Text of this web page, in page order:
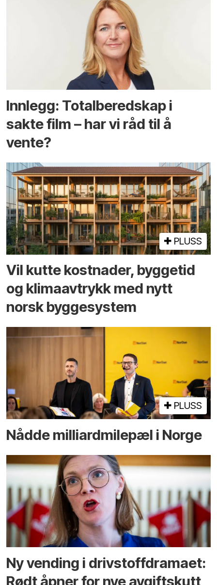
Innlegg: Totalberedskap i
sakte film – har vi råd til å
vente?
PLUSS
Vil kutte kostnader, byggetid
og klima­avtrykk med nytt
norsk bygge­system
PLUSS
Nådde milliard­­milepæl i Norge
Ny vending i drivstoffdramaet:
Rødt åpner for nye avgiftskutt